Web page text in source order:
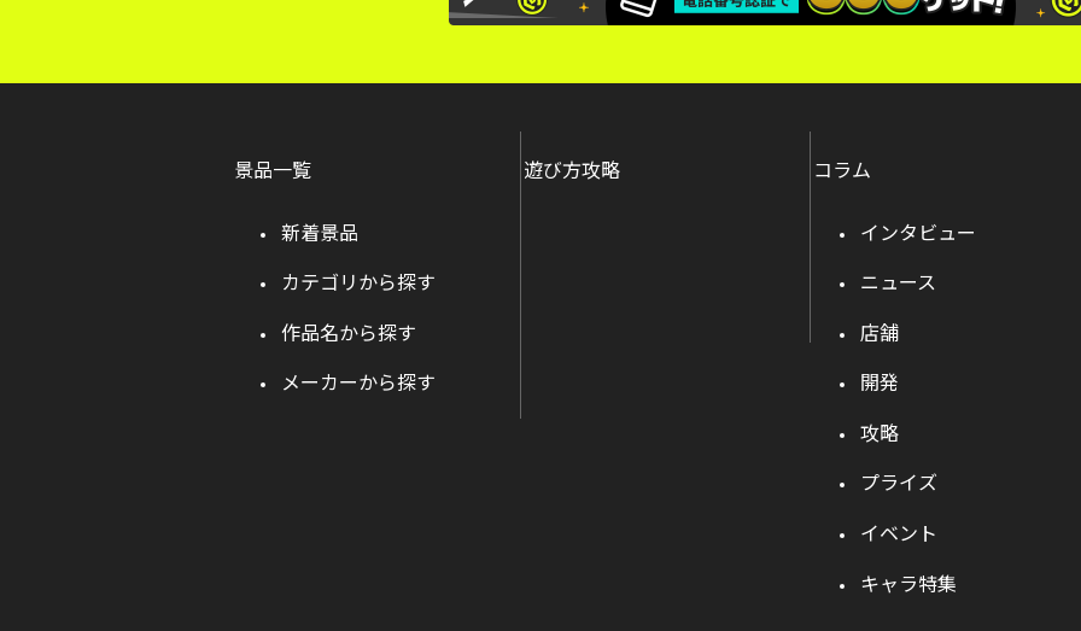
景品一覧
新着景品
カテゴリから探す
作品名から探す
メーカーから探す
遊び方攻略 コラム
インタビュー
ニュース
店舗
開発
攻略
プライズ
イベント
キャラ特集